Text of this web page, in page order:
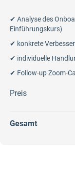
✔ Analyse des
Einführungskurs)
✔ konkrete
✔ individuelle
✔ Follow-up Zoom-
Preis
Gesamt